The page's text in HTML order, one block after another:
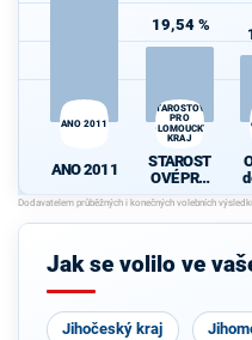
ANO 2011
ANO 2011
19,54 %
STAROSTOVÉ
PRO
OLOMOUCKÝ
KRAJ
STAROST
OVÉ PRO
OLOMOU
CKÝ KRAJ
Jak se volilo ve
Jihočeský kraj